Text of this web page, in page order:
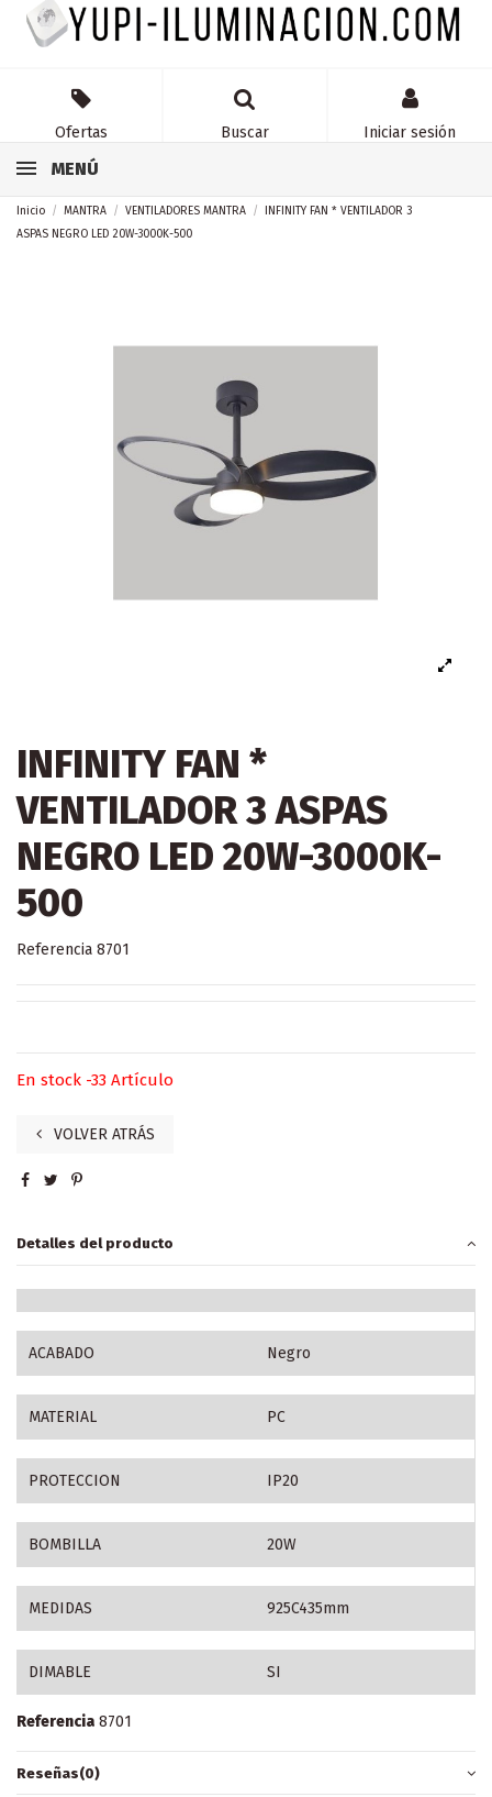
Ofertas Buscar Iniciar sesión
MENÚ
Inicio MANTRA VENTILADORES MANTRA
INFINITY FAN * VENTILADOR 3
ASPAS NEGRO LED 20W-3000K-500
INFINITY FAN *
VENTILADOR 3 ASPAS
NEGRO LED 20W-3000K-
500
Referencia 8701
En stock -33 Artículo
VOLVER ATRÁS
Detalles del producto
ACABADO Negro
MATERIAL PC
PROTECCION IP20
BOMBILLA 20W
MEDIDAS 925C435mm
DIMABLE SI
Referencia 8701
Reseñas(0)